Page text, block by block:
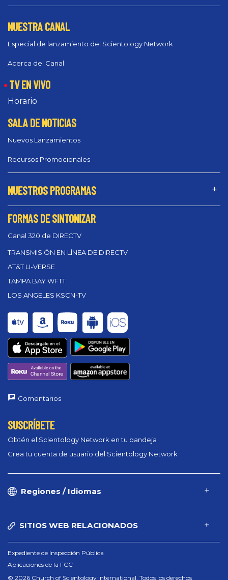
NUESTRA CANAL
Especial de lanzamiento del Scientology Network
Acerca del Canal
TV EN VIVO
Horario
SALA DE NOTICIAS
Nuevos Lanzamientos
Recursos Promocionales
NUESTROS PROGRAMAS
FORMAS DE SINTONIZAR
Canal 320 de DIRECTV
TRANSMISIÓN EN LÍNEA DE DIRECTV
AT&T U-VERSE
TAMPA BAY WFTT
LOS ANGELES KSCN-TV
Comentarios
SUSCRÍBETE
Obtén el Scientology Network en tu bandeja
Crea tu cuenta de usuario del Scientology Network
Regiones / Idiomas
SITIOS WEB RELACIONADOS
Expediente de Inspección Pública
Aplicaciones de la FCC
© 2026 Church of Scientology International. Todos los derechos